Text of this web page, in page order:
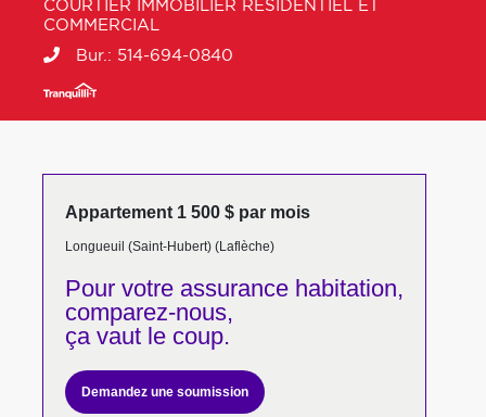
COURTIER IMMOBILIER RÉSIDENTIEL ET
COMMERCIAL
Bur.: 514-694-0840
Appartement 1 500 $ par mois
Longueuil (Saint-Hubert) (Laflèche)
Pour votreassurance habitation,
comparez-nous,
ça vaut le coup.
Demandez une soumission